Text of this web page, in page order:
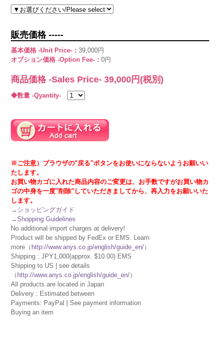
販売価格 -----
基本価格 -Unit Price-：39,000円
オプション価格 -Option Fee-：0円
商品価格 -Sales Price-39,000 円(税別)
◆数量 -Qyantity-
※ご注意）ブラウザの"戻る"ボタンをお使いにならないようお願いい
たします。
お買い物カゴに入れた商品内容のご変更は、お手数ですがお買い物カ
ゴの中身を一度"削除"していただきましてから、再入力をお願いいた
します。
→ ショッピングガイド
→Shopping Guidelines
No additional import charges at delivery!
Product will be shipped by FedEx or EMS. Learn
more（ http://www.anys.co.jp/english/guide_en/）
Shipping : JPY1,000(approx. $10.00) EMS
Shipping to US | see details
（ http://www.anys.co.jp/english/guide_en/）
All products are located in Japan
Delivery : Estimated between
Payments: PayPal | See payment information
Buying an item